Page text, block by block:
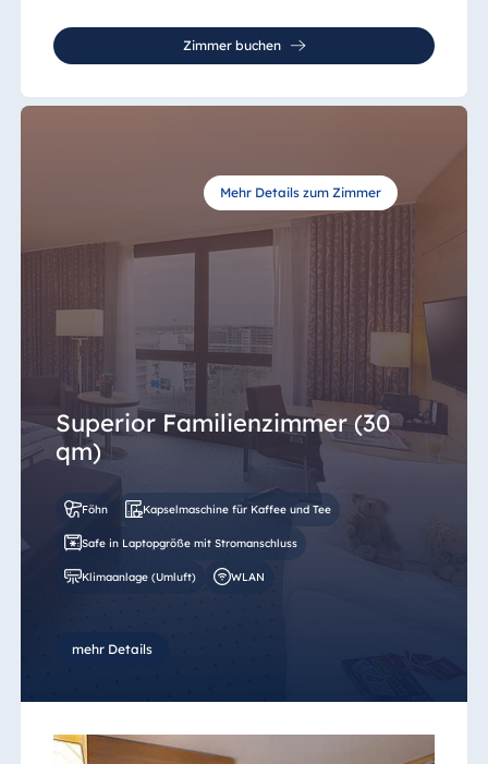
Zimmer buchen
Mehr Details zum Zimmer
Superior Familienzimmer (30
qm)
Föhn Kapselmaschine für Kaffee und Tee
Safe in Laptopgröße mit Stromanschluss
Klimaanlage (Umluft) WLAN
mehr Details